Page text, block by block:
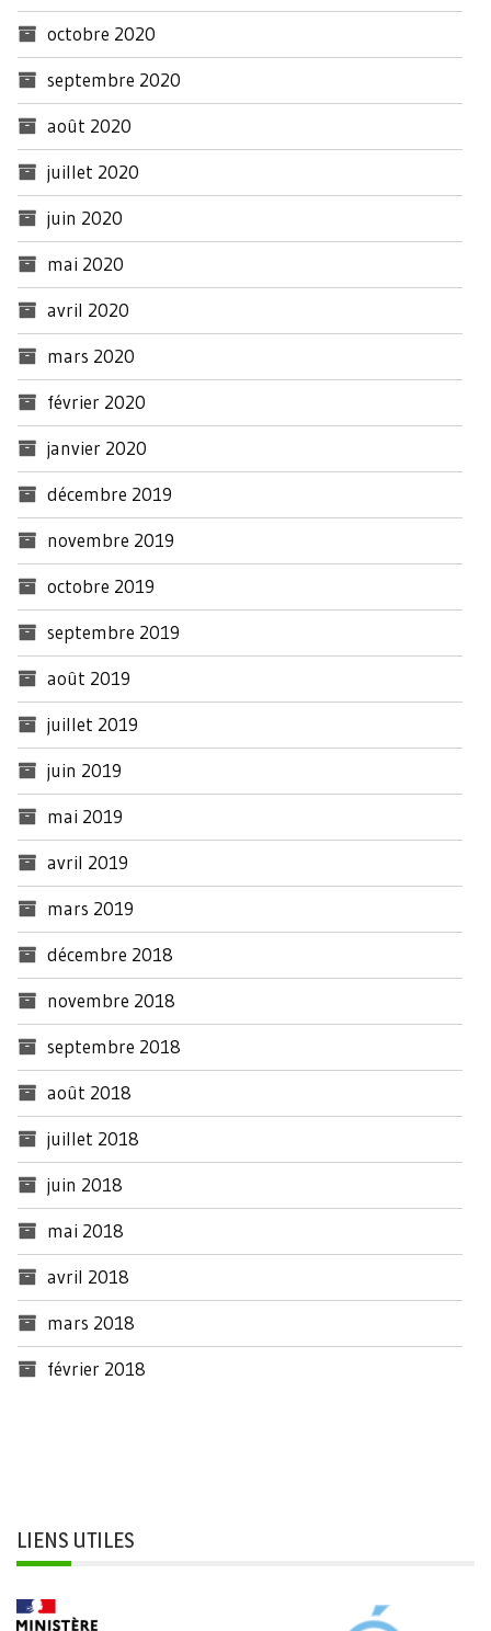
octobre 2020
septembre 2020
août 2020
juillet 2020
juin 2020
mai 2020
avril 2020
mars 2020
février 2020
janvier 2020
décembre 2019
novembre 2019
octobre 2019
septembre 2019
août 2019
juillet 2019
juin 2019
mai 2019
avril 2019
mars 2019
décembre 2018
novembre 2018
septembre 2018
août 2018
juillet 2018
juin 2018
mai 2018
avril 2018
mars 2018
février 2018
LIENS UTILES